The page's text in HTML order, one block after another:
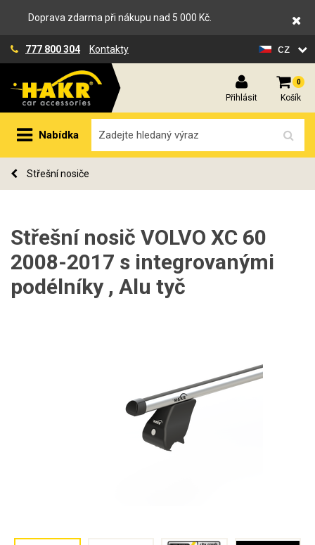
Doprava zdarma při nákupu nad 5 000 Kč.
777 800 304 Kontakty cz
Přihlásit
0
Košík
Nabídka
Střešní nosiče
Střešní nosič VOLVO XC 60
2008-2017 s integrovanými
podélníky , Alu tyč